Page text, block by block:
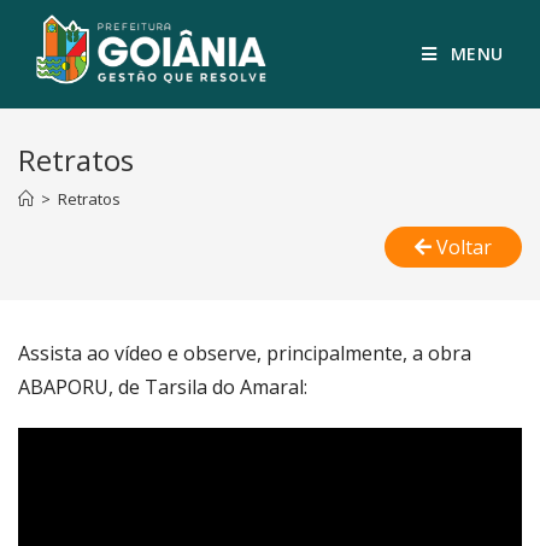
MENU
Retratos
> Retratos
Voltar
Assista ao vídeo e observe, principalmente, a obra
ABAPORU, de Tarsila do Amaral: